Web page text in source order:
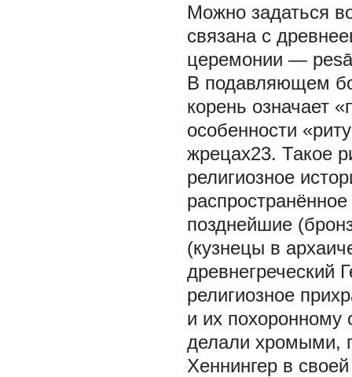
Можно задаться
связана с
церемонии —
В подавляющем
корень означает
особенности
жрецах23. Такое
религиозное
позднейшие
(кузнецы в
древнегреческий
религиозное
и их похоронному
делали хромыми,
Хеннингер в